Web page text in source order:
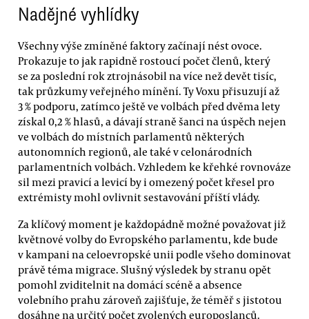
Nadějné vyhlídky
Všechny výše zmíněné faktory začínají nést ovoce.
Prokazuje to jak rapidně rostoucí počet členů, který
se za poslední rok ztrojnásobil na více než devět tisíc,
tak průzkumy veřejného mínění. Ty Voxu přisuzují až
3 % podporu, zatímco ještě ve volbách před dvěma lety
získal 0,2 % hlasů, a dávají straně šanci na úspěch nejen
ve volbách do místních parlamentů některých
autonomních regionů, ale také v celonárodních
parlamentních volbách. Vzhledem ke křehké rovnováze
sil mezi pravicí a levicí by i omezený počet křesel pro
extrémisty mohl ovlivnit sestavování příští vlády.
Za klíčový moment je každopádně možné považovat již
květnové volby do Evropského parlamentu, kde bude
v kampani na celoevropské unii podle všeho dominovat
právě téma migrace. Slušný výsledek by stranu opět
pomohl zviditelnit na domácí scéně a absence
volebního prahu zároveň zajišťuje, že téměř s jistotou
dosáhne na určitý počet zvolených europoslanců.